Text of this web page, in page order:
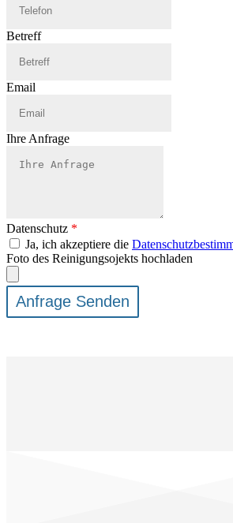
Betreff
Email
Ihre Anfrage
Datenschutz *
Ja, ich akzeptiere die
Foto des Reinigungsojekts hochladen